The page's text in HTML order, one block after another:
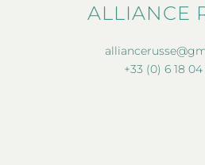
ALLIANCE
+33 (0) 6 18 04